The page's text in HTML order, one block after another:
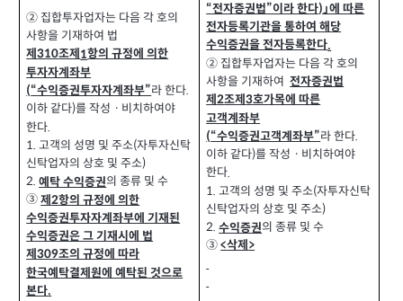
② 집합투자업자는 다음 각 호의
사항을 기재하여 법
제310조제 1항의 규정에 의한
투자자계좌부
(“수익증권투자자계좌부”라 한다.
이하 같다)를 작성ㆍ비치하여야
한다.
1.고객의 성명 및 주소(자투자신탁
신탁업자의 상호 및 주소)
2.예탁 수익증권의 종류 및 수
③제2항의 규정에 의한
수익증권투자자계좌부에 기재된
수익증권은 그 기재시에 법
제309조의 규정에 따라
한국예탁결제원에 예탁된 것으로
본다.
“전자증권법”이라 한다)」에 따른
전자등록기관을 통하여 해당
수익증권을 전자등록한다.
② 집합투자업자는 다음 각 호의
사항을 기재하여 전자증권법
제2조제3호가목에 따른
고객계좌부
(“수익증권고객계좌부”라 한다.
이하 같다)를 작성ㆍ비치하여야
한다.
1.고객의 성명 및 주소(자투자신탁
신탁업자의 상호 및 주소)
2.수익증권의 종류 및 수
③<삭제 >